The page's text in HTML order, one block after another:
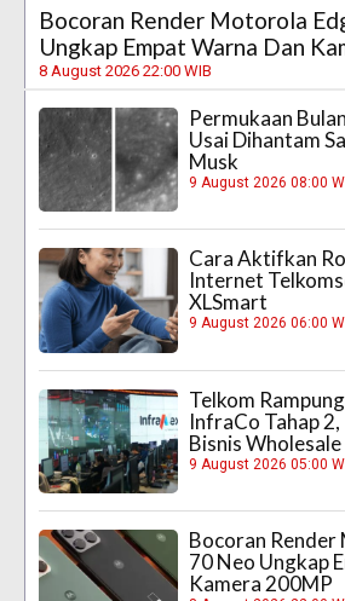
Bocoran Render Motorola
Ungkap Empat Warna Dan
8 August 2026 22:00 WIB
Permukaan
Usai Dihantam
Musk
9 August 2026 08:00
Cara Aktifkan
Internet
XLSmart
9 August 2026 06:00
Telkom
InfraCo Tahap
Bisnis
9 August 2026 05:00
Bocoran
70 Neo Ungkap
Kamera 200MP